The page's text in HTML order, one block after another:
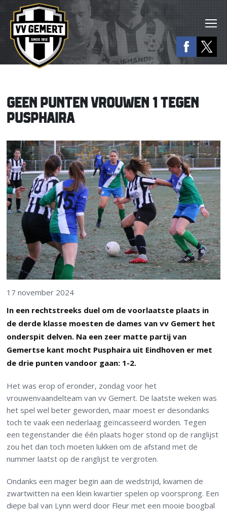
GEEN PUNTEN VROUWEN 1 TEGEN
PUSPHAIRA
17 november 2024
In een rechtstreeks duel om de voorlaatste plaats in
de derde klasse moesten de dames van vv Gemert het
onderspit delven. Na een zeer matte partij van
Gemertse kant mocht Pusphaira uit Eindhoven er met
de drie punten vandoor gaan: 1-2.
Het was erop of eronder, zondag voor het
vrouwenvaandelteam van vv Gemert. De laatste weken was
het spel wel beter geworden, maar moest er desondanks
toch te vaak een nederlaag geïncasseerd worden. Tegen
een tegenstander die één plaats hoger stond op de ranglijst
zou het dan toch moeten lukken om de afstand met de
nummer laatst op de ranglijst te vergroten.
Ondanks een mager begin aan de wedstrijd, kwamen de
zwartwitten na een klein kwartier spelen op voorsprong. Een
diepe bal van Lynn werd door Fleur met een mooie boogbal